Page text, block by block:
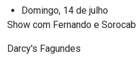
Domingo, 14 de julho
Show com Fernando e
Darcy's Fagundes